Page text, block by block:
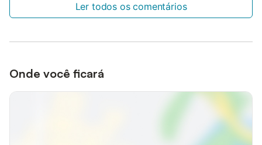
Ler todos os comentários
Onde você ficará